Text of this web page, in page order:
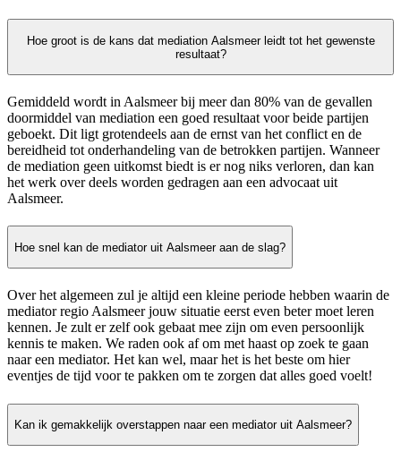
Hoe groot is de kans dat mediation Aalsmeer leidt tot het gewenste
resultaat?
Gemiddeld wordt in Aalsmeer bij meer dan 80% van de gevallen
doormiddel van mediation een goed resultaat voor beide partijen
geboekt. Dit ligt grotendeels aan de ernst van het conflict en de
bereidheid tot onderhandeling van de betrokken partijen. Wanneer
de mediation geen uitkomst biedt is er nog niks verloren, dan kan
het werk over deels worden gedragen aan een advocaat uit
Aalsmeer.
Hoe snel kan de mediator uit Aalsmeer aan de slag?
Over het algemeen zul je altijd een kleine periode hebben waarin de
mediator regio Aalsmeer jouw situatie eerst even beter moet leren
kennen. Je zult er zelf ook gebaat mee zijn om even persoonlijk
kennis te maken. We raden ook af om met haast op zoek te gaan
naar een mediator. Het kan wel, maar het is het beste om hier
eventjes de tijd voor te pakken om te zorgen dat alles goed voelt!
Kan ik gemakkelijk overstappen naar een mediator uit Aalsmeer?